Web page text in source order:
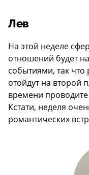
Лев
На этой неделе
отношений будет
событиями, так
отойдут на второй
времени
Кстати, неделя
романтических